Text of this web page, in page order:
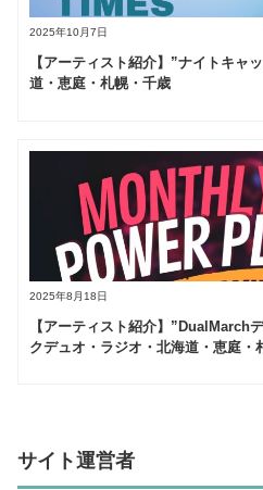
2025年10月7日
【アーティスト紹介】”ナイトキャ
道・恵庭・札幌・千歳
2025年8月18日
【アーティスト紹介】”DualMarch
クデュオ・ラジオ・北海道・恵庭・
サイト運営者